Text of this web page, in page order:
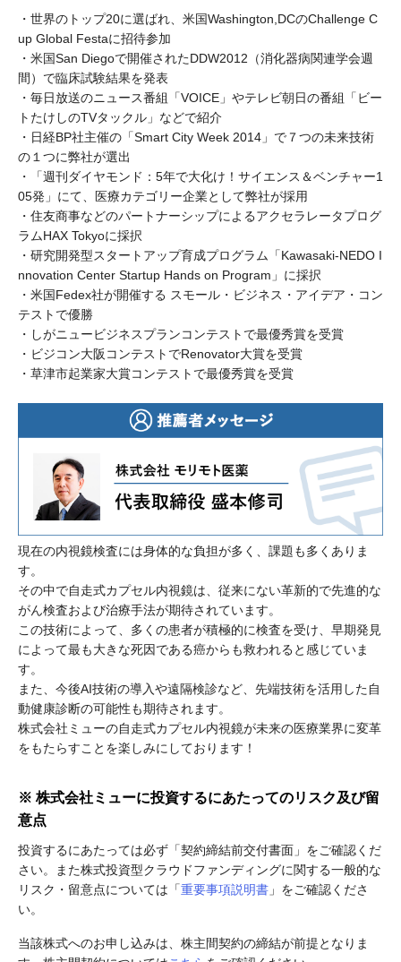
・世界のトップ20に選ばれ、米国Washington,DCのChallenge C
up Global Festaに招待参加
・米国San Diegoで開催されたDDW2012（消化器病関連学会週
間）で臨床試験結果を発表
・毎日放送のニュース番組「VOICE」やテレビ朝日の番組「ビー
トたけしのTVタックル」などで紹介
・日経BP社主催の「Smart City Week 2014」で７つの未来技術
の１つに弊社が選出
・「週刊ダイヤモンド：5年で大化け！サイエンス＆ベンチャー1
05発」にて、医療カテゴリー企業として弊社が採用
・住友商事などのパートナーシップによるアクセラレータプログ
ラムHAX Tokyoに採択
・研究開発型スタートアップ育成プログラム「Kawasaki-NEDO I
nnovation Center Startup Hands on Program」に採択
・米国Fedex社が開催する スモール・ビジネス・アイデア・コン
テストで優勝
・しがニュービジネスプランコンテストで最優秀賞を受賞
・ビジコン大阪コンテストでRenovator大賞を受賞
・草津市起業家大賞コンテストで最優秀賞を受賞
現在の内視鏡検査には身体的な負担が多く、課題も多くありま
す。
その中で自走式カプセル内視鏡は、従来にない革新的で先進的な
がん検査および治療手法が期待されています。
この技術によって、多くの患者が積極的に検査を受け、早期発見
によって最も大きな死因である癌からも救われると感じていま
す。
また、今後AI技術の導入や遠隔検診など、先端技術を活用した自
動健康診断の可能性も期待されます。
株式会社ミューの自走式カプセル内視鏡が未来の医療業界に変革
をもたらすことを楽しみにしております！
※ 株式会社ミューに投資するにあたってのリスク及び留
意点
投資するにあたっては必ず「契約締結前交付書面」をご確認くだ
さい。また株式投資型クラウドファンディングに関する一般的な
リスク・留意点については「重要事項説明書 」をご確認くださ
い。
当該株式へのお申し込みは、株主間契約の締結が前提となりま